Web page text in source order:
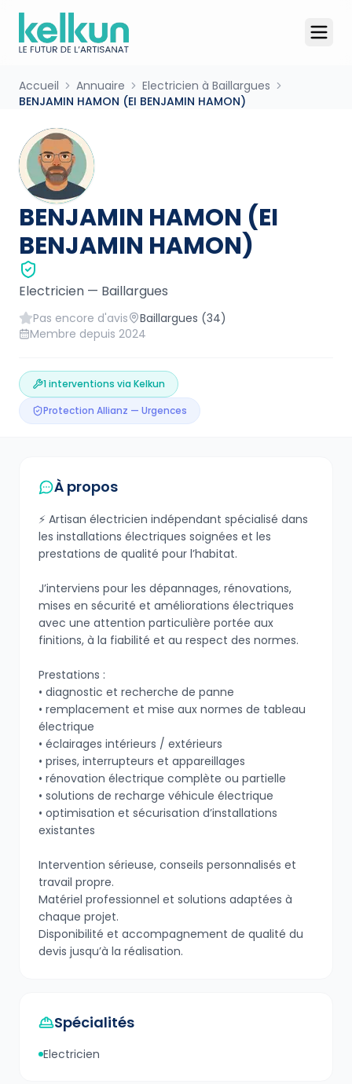
Accueil Annuaire
Electricien à Baillargues
BENJAMIN HAMON (EI BENJAMIN HAMON)
BENJAMIN HAMON (EI
BENJAMIN HAMON)
Electricien — Baillargues
Pas encore d'avis Baillargues (34)
Membre depuis 2024
1interventions via Kelkun
Protection Allianz — Urgences
À propos
⚡ Artisan électricien indépendant spécialisé dans
les installations électriques soignées et les
prestations de qualité pour l’habitat.
J’interviens pour les dépannages, rénovations,
mises en sécurité et améliorations électriques
avec une attention particulière portée aux
finitions, à la fiabilité et au respect des normes.
Prestations :
• diagnostic et recherche de panne
• remplacement et mise aux normes de tableau
électrique
• éclairages intérieurs / extérieurs
• prises, interrupteurs et appareillages
• rénovation électrique complète ou partielle
• solutions de recharge véhicule électrique
• optimisation et sécurisation d’installations
existantes
Intervention sérieuse, conseils personnalisés et
travail propre.
Matériel professionnel et solutions adaptées à
chaque projet.
Disponibilité et accompagnement de qualité du
devis jusqu’à la réalisation.
Spécialités
Electricien